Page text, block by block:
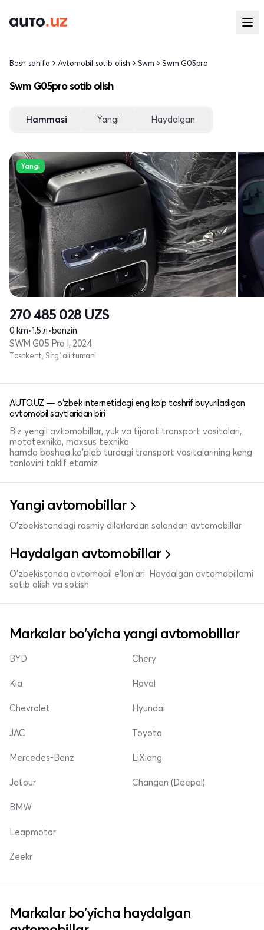
Bosh sahifa Avtomobil sotib olish Swm Swm G05pro
Swm G05pro sotib olish
Hammasi Yangi Haydalgan
Yangi
270 485 028 UZS
0 km•1.5 л•benzin
SWM G05 Pro I, 2024
Toshkent, Sirg`ali tumani
AUTO.UZ — o'zbek internetidagi eng ko'p tashrif buyuriladigan
avtomobil saytlaridan biri
Biz yengil avtomobillar, yuk va tijorat transport vositalari,
mototexnika, maxsus texnika
hamda boshqa ko'plab turdagi transport vositalarining keng
tanlovini taklif etamiz
Yangi avtomobillar
O'zbekistondagi rasmiy dilerlardan salondan avtomobillar
Haydalgan avtomobillar
O'zbekistonda avtomobil e’lonlari. Haydalgan avtomobillarni
sotib olish va sotish
Markalar bo'yicha yangi avtomobillar
BYD
Kia
Chevrolet
Chery
Haval
Hyundai
JAC
Mercedes-Benz
Jetour
Toyota
LiXiang
Changan (Deepal)
BMW
Leapmotor
Zeekr
Markalar bo'yicha haydalgan